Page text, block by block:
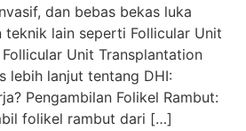
dan bebas bekas luka
teknik lain seperti Follicular Unit
Unit Transplantation
lebih lanjut tentang DHI:
Pengambilan Folikel Rambut:
folikel rambut dari […]